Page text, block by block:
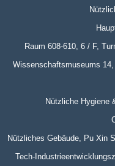
Raum 608-610, 6 / F,
Wissenschaftsmuseums 14,
Nützliche Hygiene
Nützliches Gebäude, Pu Xin
Tech-